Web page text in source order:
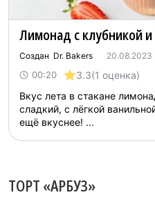
Лимонад с клубникой
Создан Dr. Bakers 20.08.2023
00:20 3.3(1 оценка)
Вкус лета в стакане
сладкий, с лёгкой
ещё вкуснее! ...
ТОРТ «АРБУЗ»